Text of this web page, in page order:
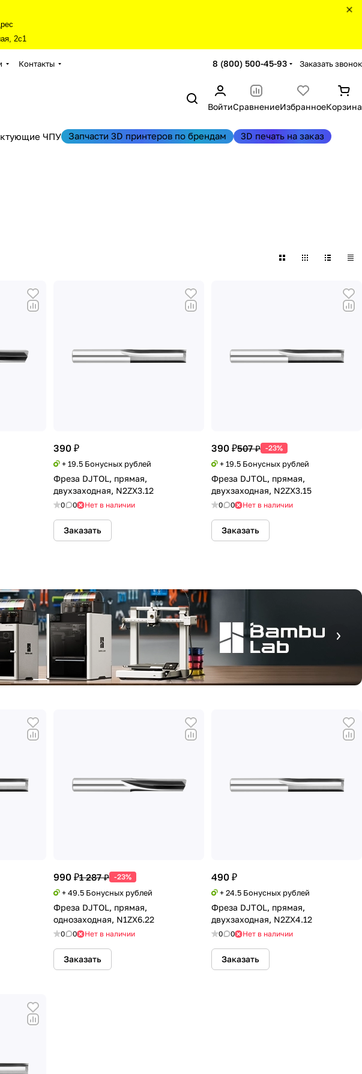
2с1
Контакты 8 (800) 500-45-93 Заказать звонок
ВойтиСравнениеИзбранноеКорзина
ЧПУ Запчасти 3D принтеров по брендам 3D печать на заказ
390 ₽
+ 19.5 Бонусных рублей
Фреза DJTOL, прямая,
двухзаходная, N2ZX3.12
0 0 Нет в наличии
Заказать
390 ₽507 ₽ -23%
+ 19.5 Бонусных рублей
Фреза DJTOL, прямая,
двухзаходная, N2ZX3.15
0 0 Нет в наличии
Заказать
990 ₽1 287 ₽ -23%
+ 49.5 Бонусных рублей
Фреза DJTOL, прямая,
однозаходная, N1ZX6.22
0 0 Нет в наличии
Заказать
490 ₽
+ 24.5 Бонусных рублей
Фреза DJTOL, прямая,
двухзаходная, N2ZX4.12
0 0 Нет в наличии
Заказать